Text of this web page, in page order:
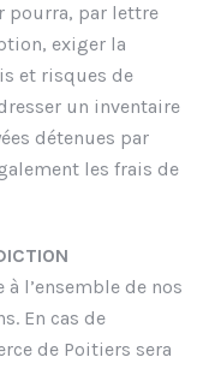
pourra, par lettre
exiger la
et risques de
un inventaire
détenues par
les frais de
l’ensemble de nos
En cas de
de Poitiers sera